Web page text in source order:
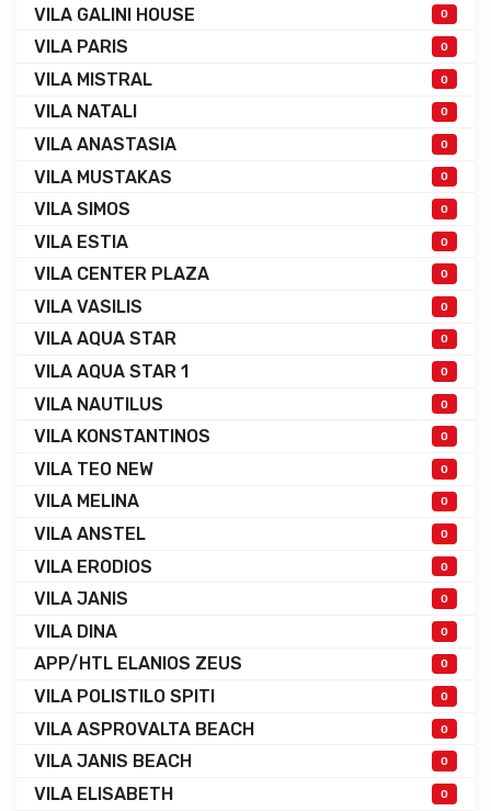
VILA GALINI HOUSE 0
VILA PARIS 0
VILA MISTRAL 0
VILA NATALI 0
VILA ANASTASIA 0
VILA MUSTAKAS 0
VILA SIMOS 0
VILA ESTIA 0
VILA CENTER PLAZA 0
VILA VASILIS 0
VILA AQUA STAR 0
VILA AQUA STAR 1 0
VILA NAUTILUS 0
VILA KONSTANTINOS 0
VILA TEO NEW 0
VILA MELINA 0
VILA ANSTEL 0
VILA ERODIOS 0
VILA JANIS 0
VILA DINA 0
APP/HTL ELANIOS ZEUS 0
VILA POLISTILO SPITI 0
VILA ASPROVALTA BEACH 0
VILA JANIS BEACH 0
VILA ELISABETH 0